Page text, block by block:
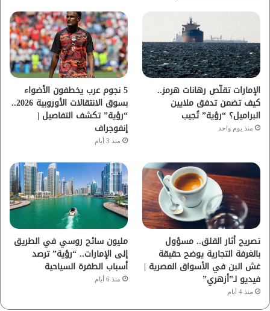
ب
ك
ي
و
ب
ت
ق
ر
م
الإمارات تقلّص رهانات هرمز..
كيف تضمن تدفق ملايين
البراميل؟ “رؤية” تُجيب
منذ يوم واحد
5 نجوم عرب يخطفون الأضواء
بسوق الانتقالات الأوروبية 2026..
“رؤية” تكشف التفاصيل |
إنفوجراف
منذ 3 أيام
تصريح أثار القلق.. مسؤول
بالغرفة التجارية يوضح حقيقة
غش البن في الأسواق المصرية |
فيديو لـ”أزهري”
منذ 4 أيام
مليون سائح روسي في الطريق
إلى الإمارات.. “رؤية” ترصد
أسباب الطفرة السياحية
منذ 6 أيام